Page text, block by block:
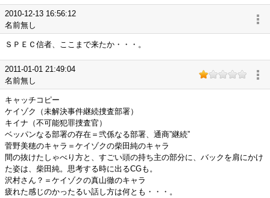
2010-12-13 16:56:12
名前無し
ＳＰＥＣ信者、ここまで来たか・・・。
2011-01-01 21:49:04
名前無し
キャッチコピー
ケイゾク（未解決事件継続捜査部署）
キイナ（不可能犯罪捜査官）
ベッパンなる部署の存在＝弐係なる部署、通商”継続”
菅野美穂のキャラ＝ケイゾクの柴田純のキャラ
間の抜けたしゃべり方と、すごい頭の持ち主の部分に、バックを肩にかけ
た姿は、柴田純。思考する時に出るCGも。
沢村さん？＝ケイゾクの真山徹のキャラ
疲れた感じのかったるい話し方は何とも・・・。